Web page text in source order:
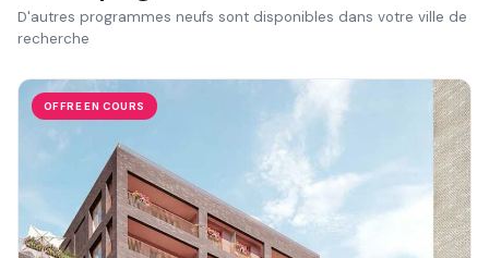
D'autres programmes neufs sont disponibles dans votre ville de
recherche
OFFRE EN COURS